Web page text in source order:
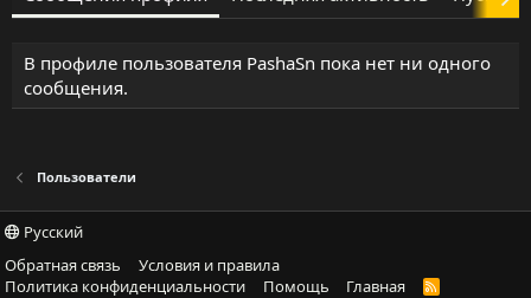
В профиле пользователя PashaSn пока нет ни одного
сообщения.
Пользователи
Русский
Обратная связь
Условия и правила
Политика конфиденциальности
Помощь Главная
R